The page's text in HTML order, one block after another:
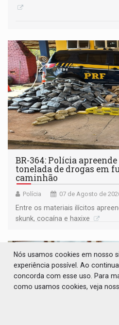
BR-364: Polícia
tonelada de drogas em
caminhão
Polícia 07 de Agosto de
Entre os materiais ilícitos
skunk, cocaína e haxixe
Nós usamos cookies em nosso
experiência possível. Ao
concorda com esse uso. Para
como usamos cookies, veja